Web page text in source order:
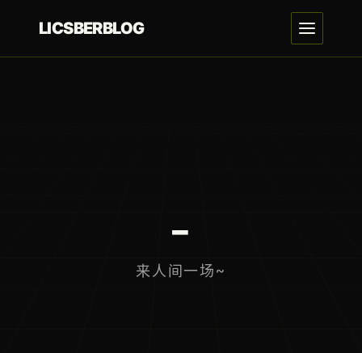
LICSBERBLOG
来人间一场~